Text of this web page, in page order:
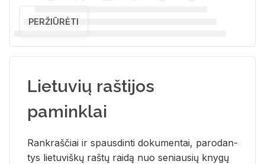
PERŽIŪRĖTI
Lietuvių raštijos
paminklai
Rank­raš­čiai ir spaus­din­ti do­ku­men­tai, pa­ro­dan­
tys lie­tu­viš­kų raš­tų rai­dą nuo se­niau­sių kny­gų